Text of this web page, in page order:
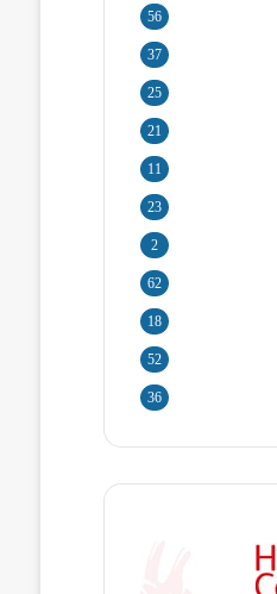
56
37
25
21
11
23
2
62
18
52
36